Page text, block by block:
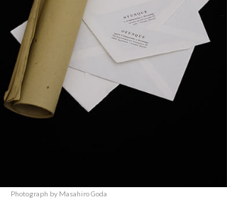
Photograph by Masahiro Goda